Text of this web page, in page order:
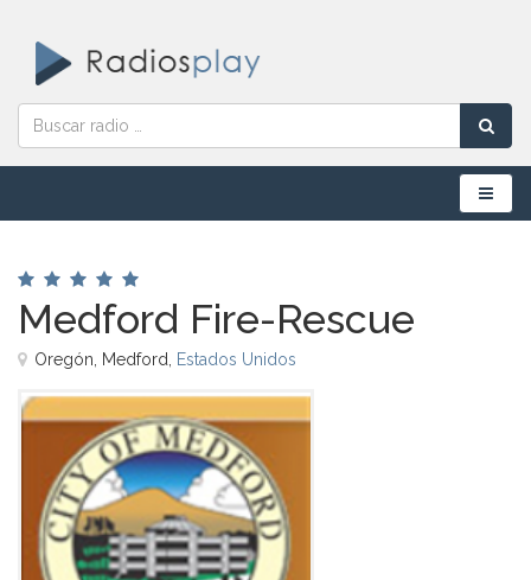
Menú
Medford Fire-Rescue
Oregón, Medford, Estados Unidos